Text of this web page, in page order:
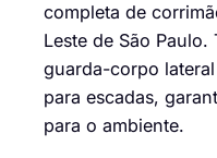
completa de
Leste de São Paulo.
guarda-corpo
para escadas,
para o ambiente.